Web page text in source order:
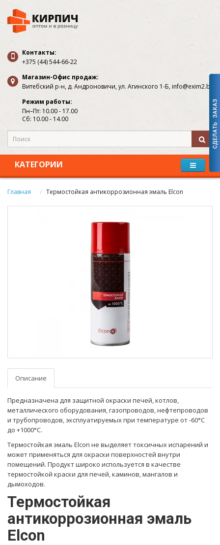
Контакты:
+375 (44) 544-66-22
Магазин-Офис продаж:
Витебский р-н, д. Андроновичи, ул. Агинского 1-Б, info@exim2.by
Режим работы:
Пн–Пт: 10.00 - 17.00
Сб: 10.00 - 14.00
КАТЕГОРИИ
Главная Термостойкая антикоррозионная эмаль Elcon
Описание
Предназначена для защитной окраски печей, котлов,
металлического оборудования, газопроводов, нефтепроводов
и трубопроводов, эксплуатируемых при температуре от -60°С
до +1000°С.
Термостойкая эмаль Elcon не выделяет токсичных испарений и
может применяться для окраски поверхностей внутри
помещений. Продукт широко используется в качестве
термостойкой краски для печей, каминов, мангалов и
дымоходов.
Термостойкая
антикоррозионная эмаль
Elcon